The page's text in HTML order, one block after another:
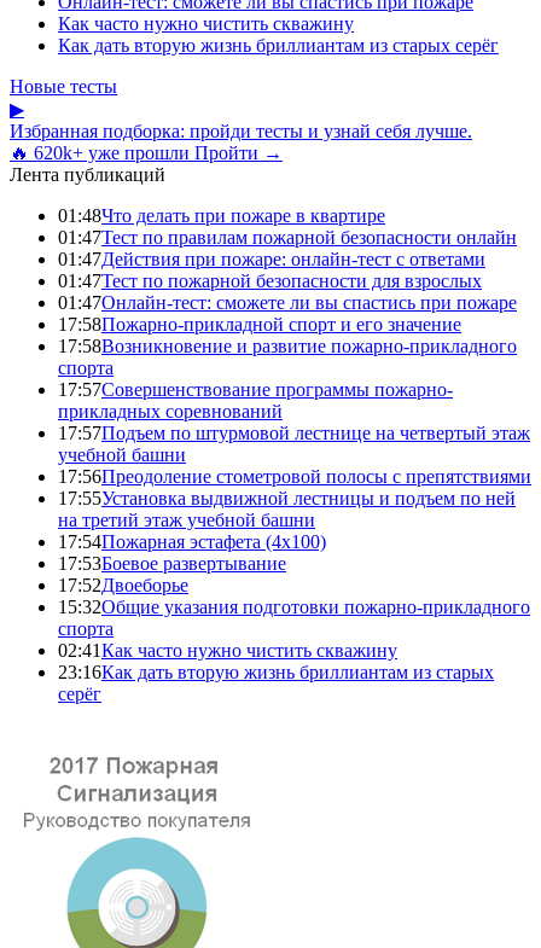
Как часто нужно чистить скважину
Как дать вторую жизнь бриллиантам из старых серёг
Новые тесты
▶
Избранная подборка: пройди тесты и узнай себя лучше.
🔥 620k+ уже прошли Пройти →
Лента публикаций
01:48Что делать при пожаре в квартире
01:47Тест по правилам пожарной безопасности онлайн
01:47Действия при пожаре: онлайн-тест с ответами
01:47Тест по пожарной безопасности для взрослых
01:47Онлайн-тест: сможете ли вы спастись при пожаре
17:58Пожарно-прикладной спорт и его значение
17:58Возникновение и развитие пожарно-прикладного
спорта
17:57Совершенствование программы пожарно-
прикладных соревнований
17:57Подъем по штурмовой лестнице на четвертый этаж
учебной башни
17:56Преодоление стометровой полосы с препятствиями
17:55Установка выдвижной лестницы и подъем по ней
на третий этаж учебной башни
17:54Пожарная эстафета (4x100)
17:53Боевое развертывание
17:52Двоеборье
15:32Общие указания подготовки пожарно-прикладного
спорта
02:41Как часто нужно чистить скважину
23:16Как дать вторую жизнь бриллиантам из старых
серёг